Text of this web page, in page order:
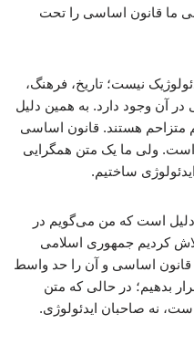
ما قانون اساسی را تحت
نیست؛ تاریخ، فرهنگ،
در آن وجود دارد. به همین دلیل
متزاحم هستند. قانون اساسی
ولی ما یک متن همگرایی
ساختیم.
دلیل است که من می‌گویم در
کردیم جمهوری اسلامی
قانون اساسی و آن را حد واسط
بدهیم؛ در حالی که متن
نه صاحبان ایدئولوژی.